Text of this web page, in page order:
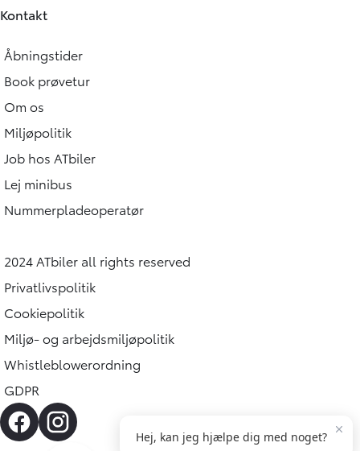
Kontakt
Åbningstider
Book prøvetur
Om os
Miljøpolitik
Job hos ATbiler
Lej minibus
Nummerpladeoperatør
2024 ATbiler all rights reserved
Privatlivspolitik
Cookiepolitik
Miljø- og arbejdsmiljøpolitik
Whistleblowerordning
GDPR